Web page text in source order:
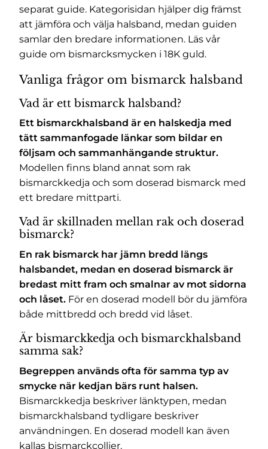
separat guide. Kategorisidan hjälper dig främst
att jämföra och välja halsband, medan guiden
samlar den bredare informationen. Läs vår
guide om bismarcksmycken i 18K guld.
Vanliga frågor om bismarck halsband
Vad är ett bismarck halsband?
Ett bismarckhalsband är en halskedja med
tätt sammanfogade länkar som bildar en
följsam och sammanhängande struktur.
Modellen finns bland annat som rak
bismarckkedja och som doserad bismarck med
ett bredare mittparti.
Vad är skillnaden mellan rak och doserad
bismarck?
En rak bismarck har jämn bredd längs
halsbandet, medan en doserad bismarck är
bredast mitt fram och smalnar av mot sidorna
och låset. För en doserad modell bör du jämföra
både mittbredd och bredd vid låset.
Är bismarckkedja och bismarckhalsband
samma sak?
Begreppen används ofta för samma typ av
smycke när kedjan bärs runt halsen.
Bismarckkedja beskriver länktypen, medan
bismarckhalsband tydligare beskriver
användningen. En doserad modell kan även
kallas bismarckcollier.